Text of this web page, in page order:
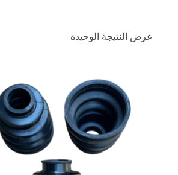
عرض النتيجة الوحيدة